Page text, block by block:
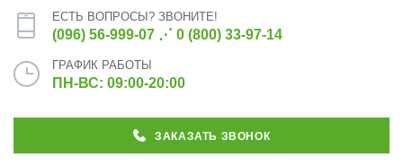
ЕСТЬ ВОПРОСЫ? ЗВОНИТЕ!
(096) 56-999-07 ⋰ 0 (800) 33-97-14
ГРАФИК РАБОТЫ
ПН-ВС: 09:00-20:00
ЗАКАЗАТЬ ЗВОНОК